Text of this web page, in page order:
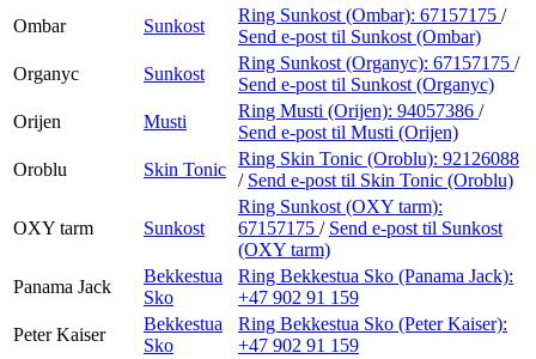
Ombar
Sunkost
Ring Sunkost (Ombar): 67157175 /
Send e-post til Sunkost (Ombar)
Organyc
Sunkost
Ring Sunkost (Organyc): 67157175 /
Send e-post til Sunkost (Organyc)
Orijen
Musti
Ring Musti (Orijen): 94057386 /
Send e-post til Musti (Orijen)
Oroblu
Skin Tonic
Ring Skin Tonic (Oroblu): 92126088
/ Send e-post til Skin Tonic (Oroblu)
OXY tarm Sunkost
Ring Sunkost (OXY tarm):
67157175 / Send e-post til Sunkost
(OXY tarm)
Panama Jack
Bekkestua
Sko
Ring Bekkestua Sko (Panama Jack):
+47 902 91 159
Peter Kaiser
Bekkestua
Sko
Ring Bekkestua Sko (Peter Kaiser):
+47 902 91 159